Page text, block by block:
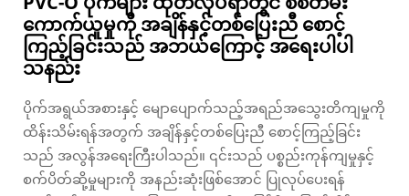
ကောက်ယူမှုကို အချိန်နှင့်တစ်ပြေးညီ စောင့်
ကြည့်ခြင်းသည် အဘယ်ကြောင့် အရေးပါပါ
သနည်း
ပိုက်အရွယ်အစားနှင့် မျောပျောက်သည့်အရည်အသွေးတိကျမှုကို
ထိန်းသိမ်းရန်အတွက် အချိန်နှင့်တစ်ပြေးညီ စောင့်ကြည့်ခြင်း
သည် အလွန်အရေးကြီးပါသည်။ ၎င်းသည် ပစ္စည်းကုန်ကျမှုနှင့်
စက်ပိတ်ဆို့မှုများကို အနည်းဆုံးဖြစ်အောင် ပြုလုပ်ပေးရန်